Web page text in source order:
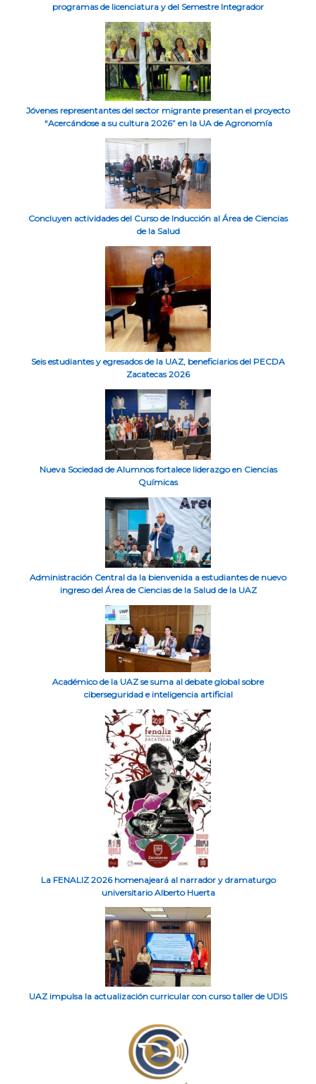
programas de licenciatura y del Semestre Integrador
Jóvenes representantes del sector migrante presentan el proyecto
“Acercándose a su cultura 2026” en la UA de Agronomía
Concluyen actividades del Curso de Inducción al Área de Ciencias
de la Salud
Seis estudiantes y egresados de la UAZ, beneficiarios del PECDA
Zacatecas 2026
Nueva Sociedad de Alumnos fortalece liderazgo en Ciencias
Químicas
Administración Central da la bienvenida a estudiantes de nuevo
ingreso del Área de Ciencias de la Salud de la UAZ
Académico de la UAZ se suma al debate global sobre
ciberseguridad e inteligencia artificial
La FENALIZ 2026 homenajeará al narrador y dramaturgo
universitario Alberto Huerta
UAZ impulsa la actualización curricular con curso taller de UDIS